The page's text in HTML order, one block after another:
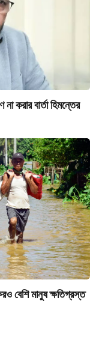
করার বার্তা হিমন্তের
বেশি মানুষ ক্ষতিগ্রস্ত